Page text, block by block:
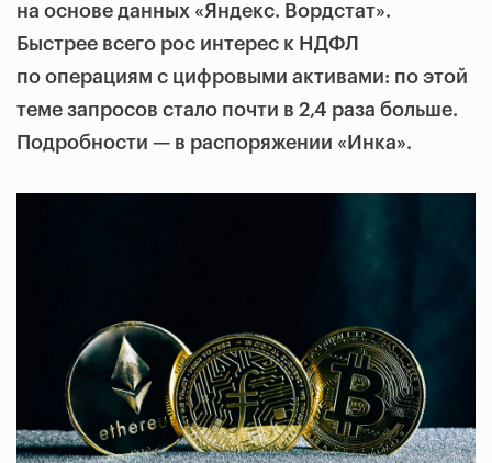
на основе данных «Яндекс. Вордстат».
Быстрее всего рос интерес к НДФЛ
по операциям с цифровыми активами: по этой
теме запросов стало почти в 2,4 раза больше.
Подробности — в распоряжении «Инка».